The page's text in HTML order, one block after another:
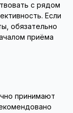
с рядом
Если
обязательно
приёма
принимают